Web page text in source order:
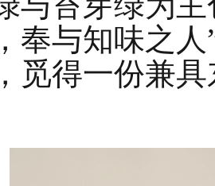
奉与知味之
觅得一份兼